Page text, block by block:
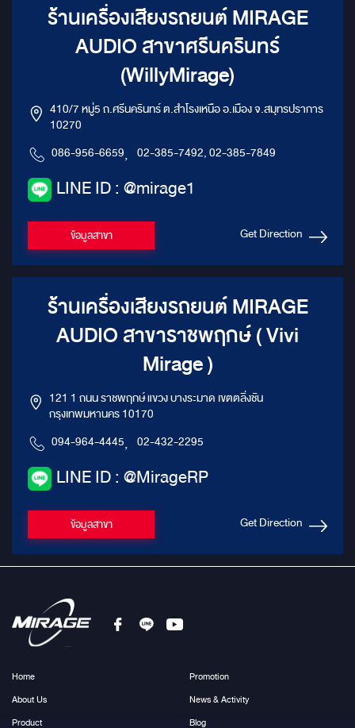
ร้านเครื่องเสียงรถยนต์ MIRAGE
AUDIO สาขาศรีนครินทร์
(WillyMirage)
410/7 หมู่5 ถ.ศรีนครินทร์ ต.สำโรงเหนือ อ.เมือง จ.สมุทรปราการ
10270
086-956-6659, 02-385-7492, 02-385-7849
LINE ID : @mirage1
ข้อมูลสาขา Get Direction
ร้านเครื่องเสียงรถยนต์ MIRAGE
AUDIO สาขาราชพฤกษ์ ( Vivi
Mirage )
121 1 ถนน ราชพฤกษ์ แขวง บางระมาด เขตตลิ่งชัน
กรุงเทพมหานคร 10170
094-964-4445, 02-432-2295
LINE ID : @MirageRP
ข้อมูลสาขา Get Direction
Home
About Us
Product
Promotion
News & Activity
Blog